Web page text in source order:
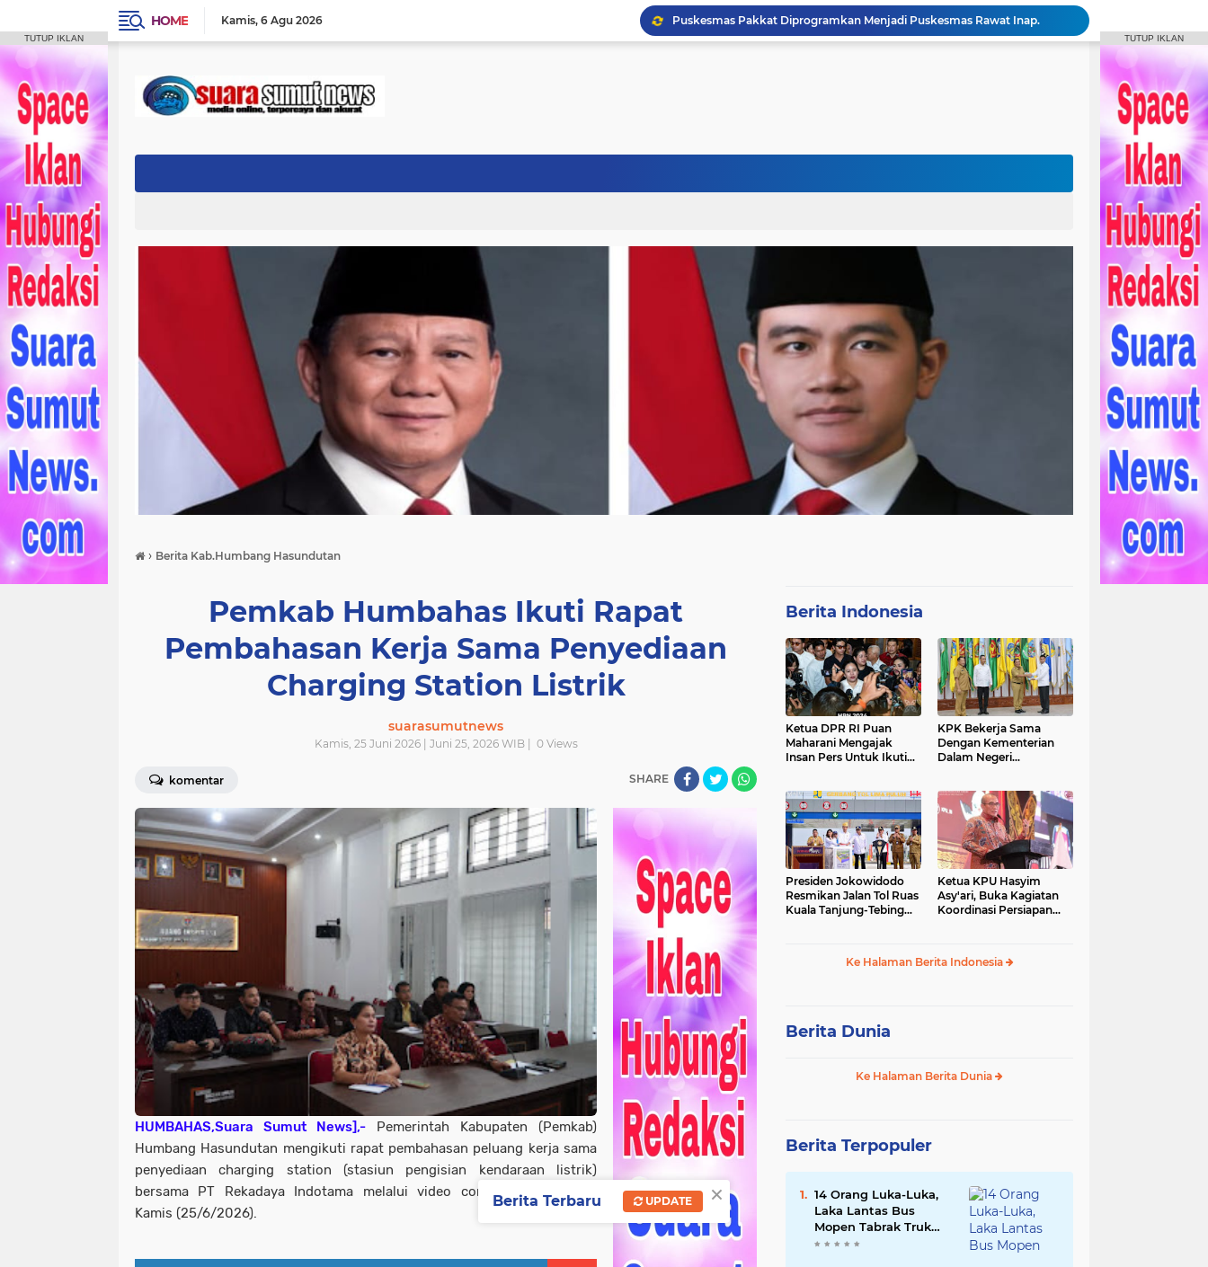
HOME Kamis 6 Agu 2026 Puskesmas Pakkat Diprogramkan Menjadi Puskesmas Rawat Inap.
Pemkab Humbang Hasundutan Salurkan Bantuan Sosial kepada Korban Kebakaran di Kecamatan Paranginan
Bupati Humbahas Tutup Bupati Cup, Puluhan Ribu Penonton Padati Lapangan Merdeka Saksikan Final.
Bupati Humbahas Letakkan Batu Pertama Pembangunan Cath Lab RSUD Doloksanggul
› Berita Kab.Humbang Hasundutan
Pemkab Humbahas Ikuti Rapat
Pembahasan Kerja Sama Penyediaan
Charging Station Listrik
suarasumutnews
Kamis, 25 Juni 2026 | Juni 25, 2026 WIB | 0Views
komentar SHARE
HUMBAHAS,Suara Sumut News],- Pemerintah Kabupaten (Pemkab)
Humbang Hasundutan mengikuti rapat pembahasan peluang kerja sama
penyediaan charging station (stasiun pengisian kendaraan listrik)
bersama PT Rekadaya Indotama melalui video conference (Vidcon),
Kamis (25/6/2026).
Berita Indonesia
Ketua DPR RI Puan
Maharani Mengajak
Insan Pers Untuk Ikuti
KPK Bekerja Sama
Dengan Kementerian
Dalam Negeri
Presiden Jokowidodo
Resmikan Jalan Tol Ruas
Kuala Tanjung-Tebing
Ketua KPU Hasyim
Asy'ari, Buka Kagiatan
Koordinasi Persiapan
Ke Halaman Berita Indonesia
Berita Dunia
Ke Halaman Berita Dunia
Berita Terpopuler
14 Orang Luka-Luka,
Laka Lantas Bus
Mopen Tabrak Truk
Sedang Parkir Di
TUTUP IKLAN TUTUP IKLAN
×
Berita Terbaru UPDATE